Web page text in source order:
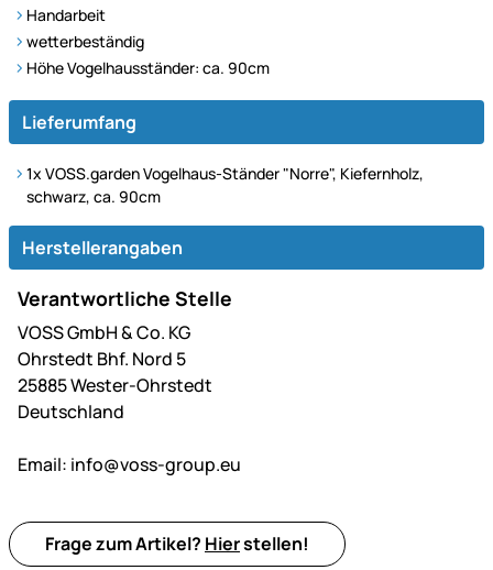
Handarbeit
wetterbeständig
Höhe Vogelhausständer: ca. 90cm
Lieferumfang
1x VOSS.garden Vogelhaus-Ständer "Norre", Kiefernholz,
schwarz, ca. 90cm
Herstellerangaben
Verantwortliche Stelle
VOSS GmbH & Co. KG
Ohrstedt Bhf. Nord 5
25885 Wester-Ohrstedt
Deutschland
Email: info@voss-group.eu
Frage zum Artikel? Hierstellen!